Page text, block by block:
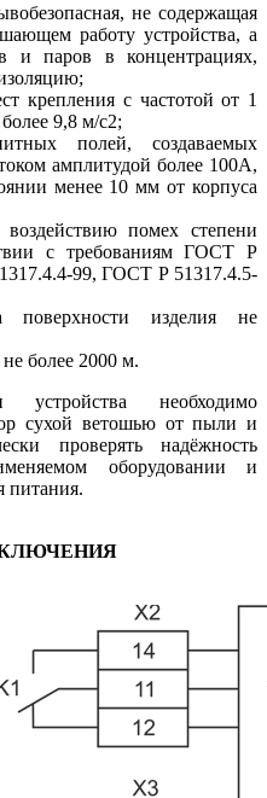
не содержащая
работу устройства, а
и паров в концентрациях,
крепления с частотой от 1
9,8 м/с2;
полей, создаваемых
амплитудой более 100А,
менее 10 мм от корпуса
помех степени
с требованиям ГОСТ Р
99, ГОСТ Р 51317.4.5-
поверхности изделия не
более 2000 м.
необходимо
сухой ветошью от пыли и
проверять надёжность
оборудовании и
питания.